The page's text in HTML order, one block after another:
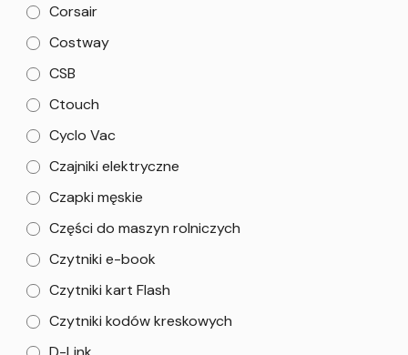
Corsair
Costway
CSB
Ctouch
Cyclo Vac
Czajniki elektryczne
Czapki męskie
Części do maszyn rolniczych
Czytniki e-book
Czytniki kart Flash
Czytniki kodów kreskowych